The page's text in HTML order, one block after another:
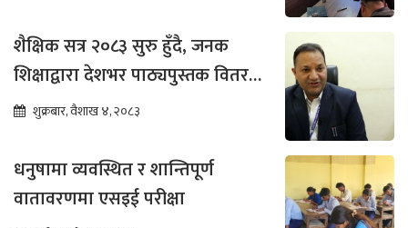
शैक्षिक सत्र २०८३ सुरु हुँदै, जनक
शिक्षाद्वारा देशभर पाठ्यपुस्तक वितरण
तीव्रशुक्रबार, वैशाख ४, २०८३
धनुषामा व्यवस्थित र शान्तिपूर्ण
वातावरणमा एसइई परीक्षा